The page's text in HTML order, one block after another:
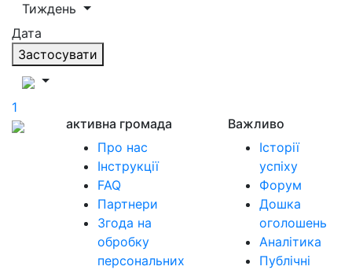
Тиждень
Дата
Застосувати
1
активна громада
Про нас
Інструкції
FAQ
Партнери
Згода на
обробку
персональних
Важливо
Історії
успіху
Форум
Дошка
оголошень
Аналітика
Публічні